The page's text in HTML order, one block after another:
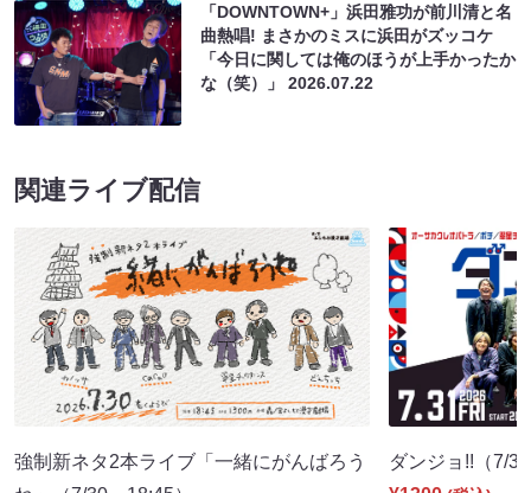
「DOWNTOWN+」浜田雅功が前川清と名
曲熱唱! まさかのミスに浜田がズッコケ
「今日に関しては俺のほうが上手かったか
な（笑）」2026.07.22
関連ライブ配信
強制新ネタ2本ライブ「一緒にがんばろう
ダンジョ!!（7/